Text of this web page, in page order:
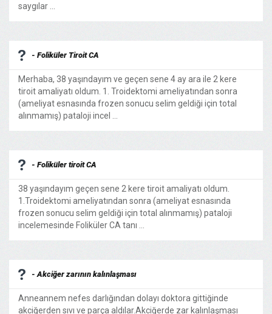
saygılar ...
- Foliküler Tiroit CA
Merhaba, 38 yaşındayım ve geçen sene 4 ay ara ile 2 kere
tiroit amaliyatı oldum. 1. Troidektomi ameliyatından sonra
(ameliyat esnasında frozen sonucu selim geldiği için total
alınmamış) pataloji incel ...
- Foliküler tiroit CA
38 yaşındayım geçen sene 2 kere tiroit amaliyatı oldum.
1.Troidektomi ameliyatından sonra (ameliyat esnasında
frozen sonucu selim geldiği için total alınmamış) pataloji
incelemesinde Foliküler CA tanı ...
- Akciğer zarının kalınlaşması
Anneannem nefes darlığından dolayı doktora gittiğinde
akciğerden sıvı ve parça aldılar.Akciğerde zar kalınlaşması